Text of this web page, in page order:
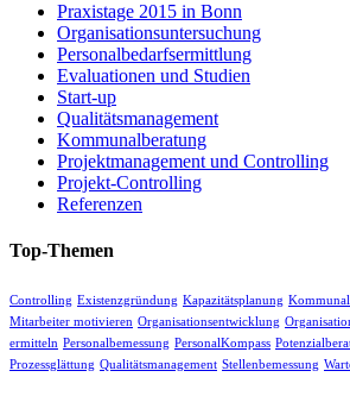
Praxistage 2015 in Bonn
Organisationsuntersuchung
Personalbedarfsermittlung
Evaluationen und Studien
Start-up
Qualitätsmanagement
Kommunalberatung
Projektmanagement und Controlling
Projekt-Controlling
Referenzen
Top-Themen
Controlling Existenzgründung Kapazitätsplanung
Mitarbeiter motivieren Organisationsentwicklung
ermitteln Personalbemessung PersonalKompass
Prozessglättung Qualitätsmanagement Stellenbemessung